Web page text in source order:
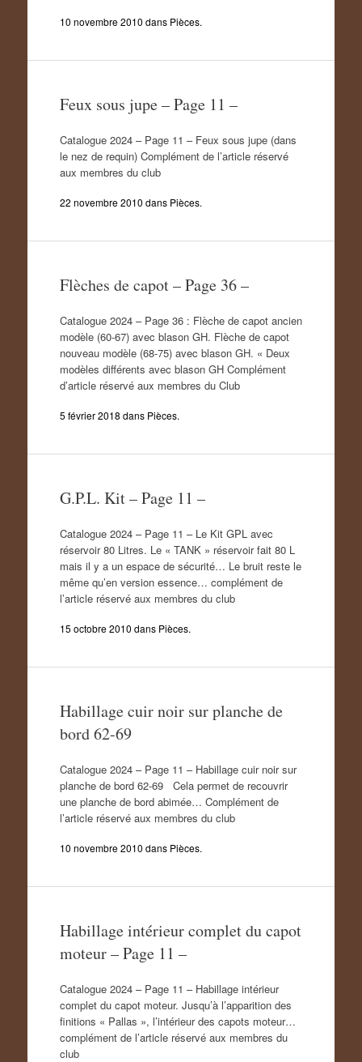
10 novembre 2010 dans Pièces.
Feux sous jupe – Page 11 –
Catalogue 2024 – Page 11 – Feux sous jupe (dans
le nez de requin) Complément de l’article réservé
aux membres du club
22 novembre 2010 dans Pièces.
Flèches de capot – Page 36 –
Catalogue 2024 – Page 36 : Flèche de capot ancien
modèle (60-67) avec blason GH. Flèche de capot
nouveau modèle (68-75) avec blason GH. « Deux
modèles différents avec blason GH Complément
d’article réservé aux membres du Club
5 février 2018 dans Pièces.
G.P.L. Kit – Page 11 –
Catalogue 2024 – Page 11 – Le Kit GPL avec
réservoir 80 Litres. Le « TANK » réservoir fait 80 L
mais il y a un espace de sécurité… Le bruit reste le
même qu’en version essence… complément de
l’article réservé aux membres du club
15 octobre 2010 dans Pièces.
Habillage cuir noir sur planche de
bord 62-69
Catalogue 2024 – Page 11 – Habillage cuir noir sur
planche de bord 62-69 Cela permet de recouvrir
une planche de bord abimée… Complément de
l’article réservé aux membres du club
10 novembre 2010 dans Pièces.
Habillage intérieur complet du capot
moteur – Page 11 –
Catalogue 2024 – Page 11 – Habillage intérieur
complet du capot moteur. Jusqu’à l’apparition des
finitions « Pallas », l’intérieur des capots moteur…
complément de l’article réservé aux membres du
club